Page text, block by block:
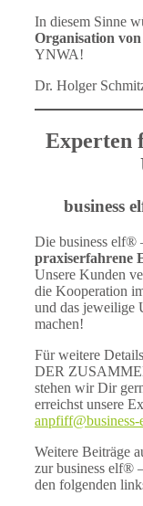
In diesem Sinne
Organisation
YNWA!
Dr. Holger
Experten
business
Die business elf®
praxiserfahrene
Unsere Kunden
die Kooperation
und das jeweilige
machen!
Für weitere
DER
stehen wir Dir
erreichst unsere
anpfiff@business-
Weitere Beiträge
zur business elf®
den folgenden